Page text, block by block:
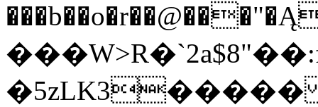
�5zLK3�����